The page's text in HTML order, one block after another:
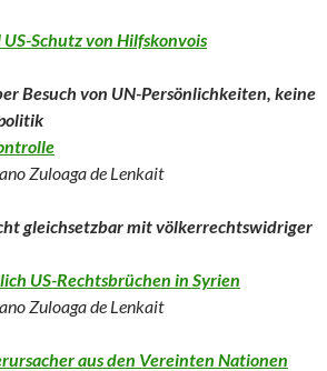
Schutz von Hilfskonvois
Besuch von UN-Persönlichkeiten, keine
Zuloaga de Lenkait
gleichsetzbar mit völkerrechtswidriger
US-Rechtsbrüchen in Syrien
Zuloaga de Lenkait
aus den Vereinten Nationen